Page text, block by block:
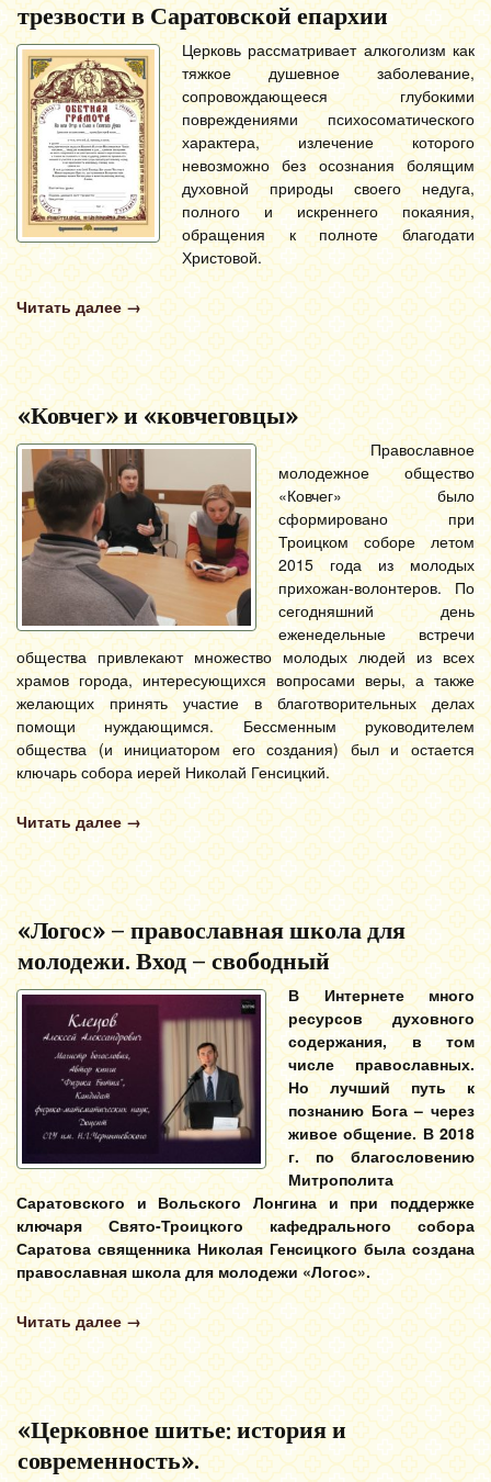
трезвости в Саратовской епархии
Церковь рассматривает алкоголизм как
тяжкое душевное заболевание,
сопровождающееся глубокими
повреждениями психосоматического
характера, излечение которого
невозможно без осознания болящим
духовной природы своего недуга,
полного и искреннего покаяния,
обращения к полноте благодати
Христовой.
Читать далее →
«Ковчег» и «ковчеговцы»
Православное
молодежное общество
«Ковчег» было
сформировано при
Троицком соборе летом
2015 года из молодых
прихожан-волонтеров. По
сегодняшний день
еженедельные встречи
общества привлекают множество молодых людей из всех
храмов города, интересующихся вопросами веры, а также
желающих принять участие в благотворительных делах
помощи нуждающимся. Бессменным руководителем
общества (и инициатором его создания) был и остается
ключарь собора иерей Николай Генсицкий.
Читать далее →
«Логос» – православная школа для
молодежи. Вход – свободный
В Интернете много
ресурсов духовного
содержания, в том
числе православных.
Но лучший путь к
познанию Бога – через
живое общение. В 2018
г. по благословению
Митрополита
Саратовского и Вольского Лонгина и при поддержке
ключаря Свято-Троицкого кафедрального собора
Саратова священника Николая Генсицкого была создана
православная школа для молодежи «Логос».
Читать далее →
«Церковное шитье: история и
современность».